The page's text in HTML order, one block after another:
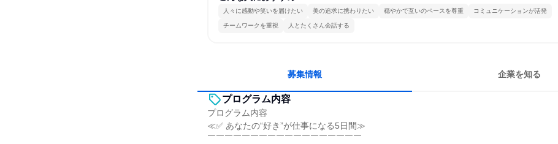
人々に感動や笑いを届けたい 美の追求に携わりたい 穏やかで互いのペースを尊重 コミュニケーションが活発
チームワークを重視 人とたくさん会話する
募集情報 企業を知る
プログラム内容
プログラム内容
≪✅ あなたの“好き”が仕事になる5日間≫
￣￣￣￣￣￣￣￣￣￣￣￣￣￣￣￣￣￣